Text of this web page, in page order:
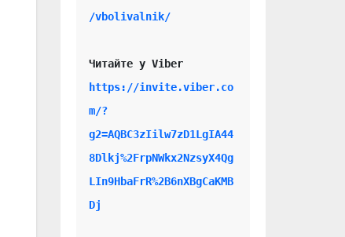
/vbolivalnik/
Читайте у Viber
https://invite.viber.co
m/?
g2=AQBC3zIilw7zD1LgIA44
8Dlkj%2FrpNWkx2NzsyX4Qg
LIn9HbaFrR%2B6nXBgCaKMB
Dj